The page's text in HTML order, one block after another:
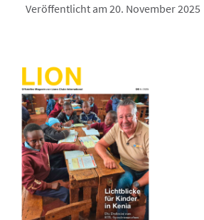
Veröffentlicht am 20. November 2025